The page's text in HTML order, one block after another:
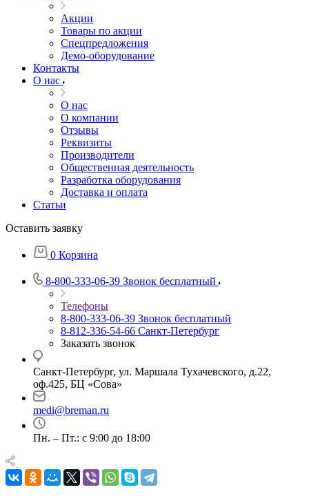
Акции
Товары по акции
Спецпредложения
Демо-оборудование
Контакты
О нас
О нас
О компании
Отзывы
Реквизиты
Производители
Общественная деятельность
Разработка оборудования
Доставка и оплата
Статьи
Оставить заявку
0 Корзина
8-800-333-06-39 Звонок бесплатный
Телефоны
8-800-333-06-39 Звонок бесплатный
8-812-336-54-66 Санкт-Петербург
Заказать звонок
Санкт-Петербург, ул. Маршала Тухачевского, д.22,
оф.425, БЦ «Сова»
medi@breman.ru
Пн. – Пт.: с 9:00 до 18:00